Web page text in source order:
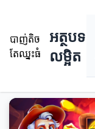
បាញ់តិច
តែឈ្នះធំ
អត្ថបទ
លម្អិត